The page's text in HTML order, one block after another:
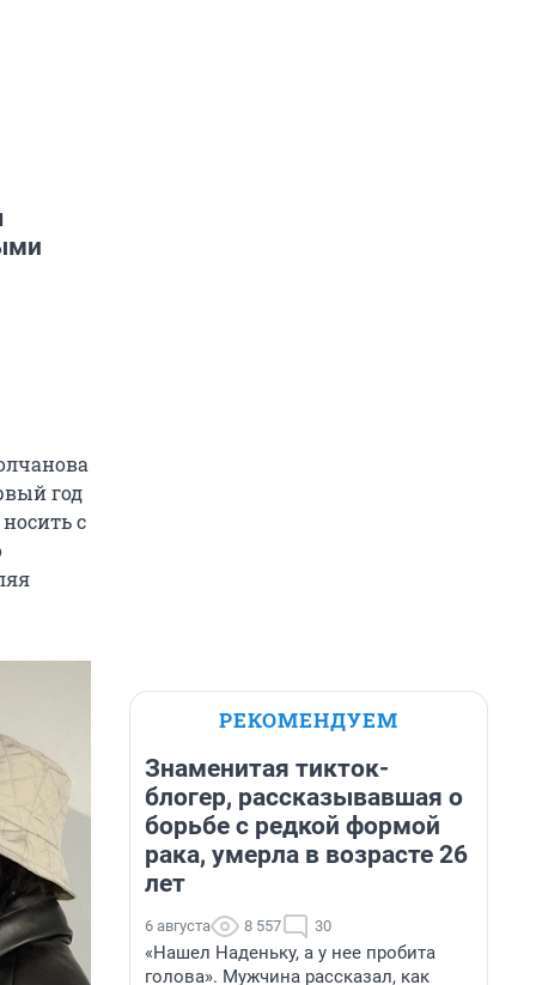
год
с
РЕКОМЕНДУЕМ
Знаменитая тикток-
блогер, рассказывавшая о
борьбе с редкой формой
рака, умерла в возрасте 26
лет
6 августа 8 557 30
«Нашел Наденьку, а у нее пробита
голова». Мужчина рассказал, как